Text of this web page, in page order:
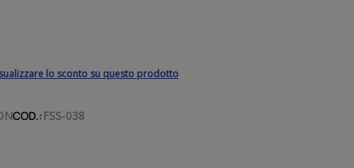
lo sconto su questo prodotto
COD.: FSS-038